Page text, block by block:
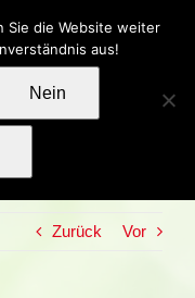
Datenschutz
Zurück Vor
Sie die Website weiter
aus!
Nein